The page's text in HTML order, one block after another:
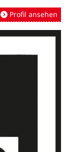
Profil ansehen